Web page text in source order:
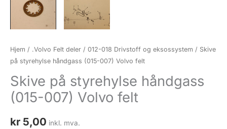
Hjem / .Volvo Felt deler / 012-018 Drivstoff og eksossystem / Skive
på styrehylse håndgass (015-007) Volvo felt
Skive på styrehylse håndgass
(015-007) Volvo felt
kr 5,00 inkl. mva.